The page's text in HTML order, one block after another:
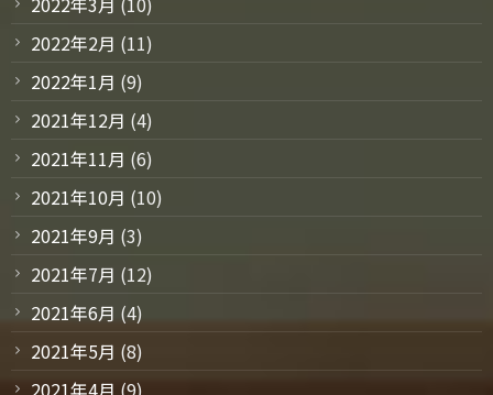
2022年2月 (11)
2022年1月 (9)
2021年12月 (4)
2021年11月 (6)
2021年10月 (10)
2021年9月 (3)
2021年7月 (12)
2021年6月 (4)
2021年5月 (8)
2021年4月 (9)